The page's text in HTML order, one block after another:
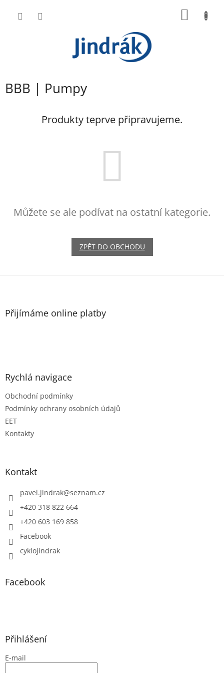
BBB | Pumpy
Produkty teprve připravujeme.
Můžete se ale podívat na ostatní kategorie.
ZPĚT DO OBCHODU
Z
Přijímáme online platby
Rychlá navigace
Obchodní podmínky
Podmínky ochrany osobních údajů
EET
Kontakty
Kontakt
pavel.jindrak@seznam.cz
+420 318 822 664
+420 603 169 858
Facebook
cyklojindrak
Facebook
Přihlášení
E-mail